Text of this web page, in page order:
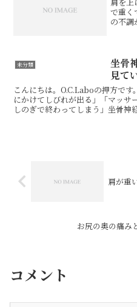
で重く
の不調
イント
未分類
坐骨
見て
こんにちは。O.C.Laboの押方で
にかけてしびれが出る」「マッサ
しのぎで終わってしまう」坐骨神
肩が重
お尻の奥の痛み
コメント